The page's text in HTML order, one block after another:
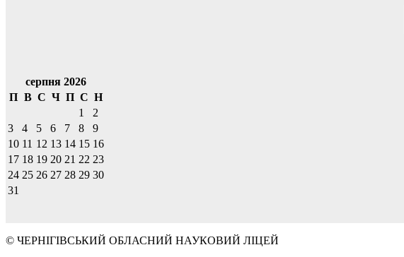
серпня 2026
П В С Ч П С Н
1
2
3
4 5 6 7 8
9
10 11 12 13 14 15 16
17 18 19 20 21 22 23
24 25 26 27 28 29 30
31
© ЧЕРНІГІВСЬКИЙ ОБЛАСНИЙ НАУКОВИЙ ЛІЦЕЙ